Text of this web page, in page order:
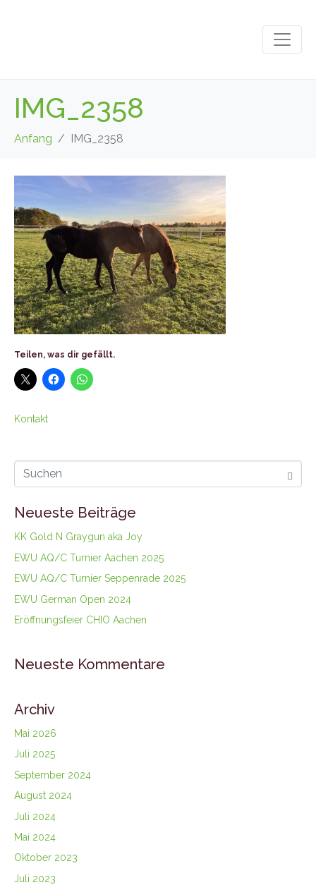
IMG_2358
Anfang IMG_2358
Teilen, was dir gefällt.
Kontakt
Neueste Beiträge
KK Gold N Graygun aka Joy
EWU AQ/C Turnier Aachen 2025
EWU AQ/C Turnier Seppenrade 2025
EWU German Open 2024
Eröffnungsfeier CHIO Aachen
Neueste Kommentare
Archiv
Mai 2026
Juli 2025
September 2024
August 2024
Juli 2024
Mai 2024
Oktober 2023
Juli 2023